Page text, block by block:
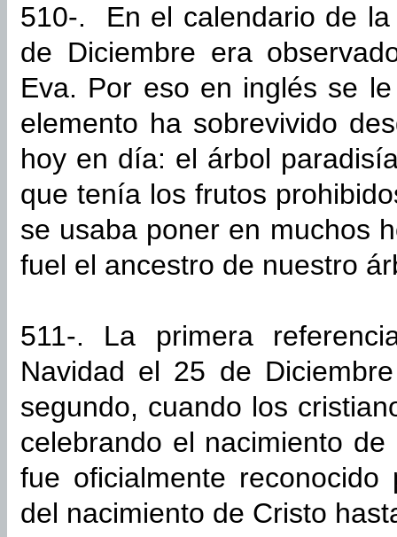
510-. En el calendario de
de Diciembre era
Eva. Por eso en inglés se
elemento ha sobrevivido
hoy en día: el árbol
que tenía los frutos
se usaba poner en muchos
fuel el ancestro de nuestro
511-. La primera
Navidad el 25 de
segundo, cuando los
celebrando el nacimiento
fue oficialmente
del nacimiento de Cristo